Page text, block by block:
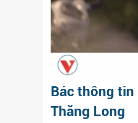
Bác thông tin
Thăng Long